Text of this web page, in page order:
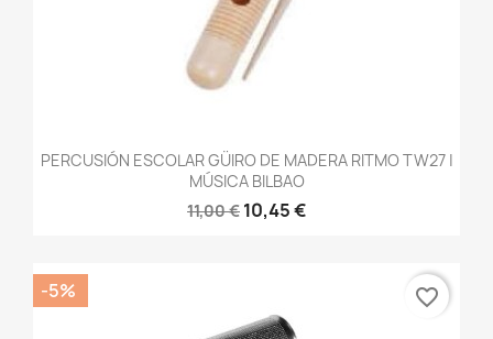
PERCUSIÓN ESCOLAR GÜIRO DE MADERA RITMO TW27 |
MÚSICA BILBAO
11,00 € 10,45 €
-5% favorite_border